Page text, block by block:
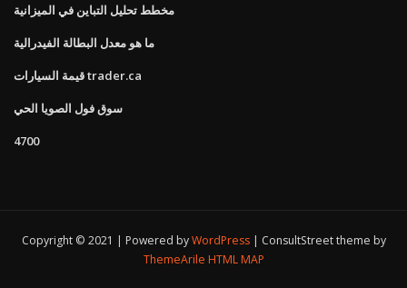
مخطط تحليل التباين في الميزانية
ما هو معدل البطالة الفيدرالية
قيمة السيارات trader.ca
سوق فول الصويا الحي
4700
Copyright © 2021 | Powered byWordPress
ConsultStreet theme by
ThemeArile HTML MAP